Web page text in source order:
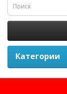
Категории